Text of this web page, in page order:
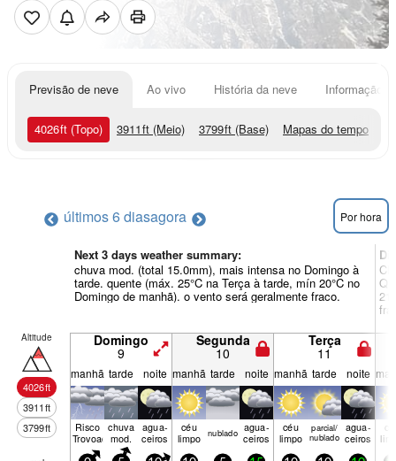
Previsão de neve Ao vivo História da neve Informação
4026ft (Topo) 3911ft (Meio) 3799ft (Base) Mapas do tempo
últimos 6 diasagora Por hora
Next 3 days weather summary:
chuva mod. (total 15.0mm), mais intensa no Domingo à
tarde. quente (máx. 25°C na Terça à tarde, mín 20°C no
Domingo de manhã). o vento será geralmente fraco.
Altitude
4026ft
3911ft
3799ft
Domingo
9
Segunda
10
Terça
11
manhã tarde noite manhã tarde noite manhã tarde noite
Risco
Trovoada
chuva
mod.
agua­
ceiros
céu
limpo nubl­ado agua­
ceiros
céu
limpo
parcial/
nublado
agua­
ceiros